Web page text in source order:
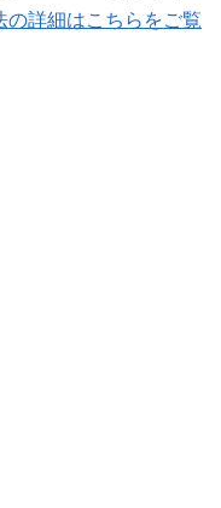
の詳細はこちらをご覧